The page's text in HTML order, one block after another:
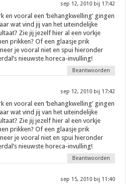
sep 12, 2010 bij 17:42
en vooral een ‘behangkwelling’ gingen
wat vind jij van het uiteindelijke
Zie jij jezelf hier al een vorkje
prikken? Of een glaasje prik
je vooral niet en spui hieronder
nieuwste horeca-invulling!
Beantwoorden
sep 12, 2010 bij 17:42
en vooral een ‘behangkwelling’ gingen
wat vind jij van het uiteindelijke
Zie jij jezelf hier al een vorkje
prikken? Of een glaasje prik
je vooral niet en spui hieronder
nieuwste horeca-invulling!
Beantwoorden
sep 15, 2010 bij 11:40